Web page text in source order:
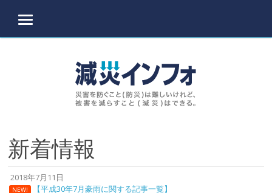
MENU
新着情報
2018年7月11日
NEW! 【平成30年7月豪雨に関する記事一覧】